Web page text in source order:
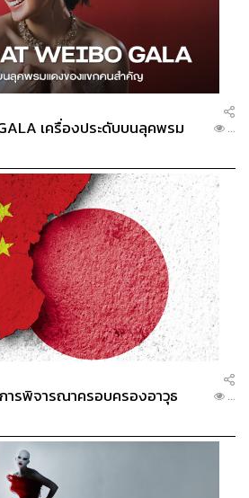
เครื่องประดับบนลุคพรม
...
รพิจารณาครอบครองอาวุธ
...